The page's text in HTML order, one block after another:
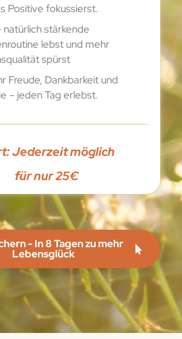
Positive fokussierst.
natürlich stärkende
lebst und mehr
spürst
Freude, Dankbarkeit und
– jeden Tag erlebst.
Jederzeit möglich
für nur 25€
- In 8 Tagen zu mehr
Lebensglück